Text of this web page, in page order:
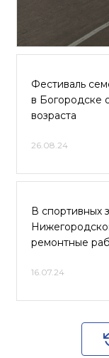
Фестиваль
в Богородске
возраста
26.08.24
В спортивных
ремонтные
16.07.24